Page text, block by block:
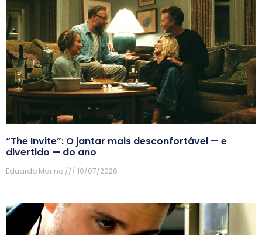
“The Invite”: O jantar mais desconfortável — e
divertido — do ano
Eduardo Marino 10/07/2026